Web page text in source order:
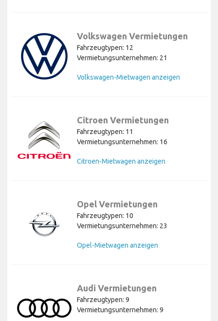
Volkswagen Vermietungen
Fahrzeugtypen: 12
Vermietungsunternehmen: 21
Volkswagen-Mietwagen anzeigen
Citroen Vermietungen
Fahrzeugtypen: 11
Vermietungsunternehmen: 16
Citroen-Mietwagen anzeigen
Opel Vermietungen
Fahrzeugtypen: 10
Vermietungsunternehmen: 23
Opel-Mietwagen anzeigen
Audi Vermietungen
Fahrzeugtypen: 9
Vermietungsunternehmen: 9